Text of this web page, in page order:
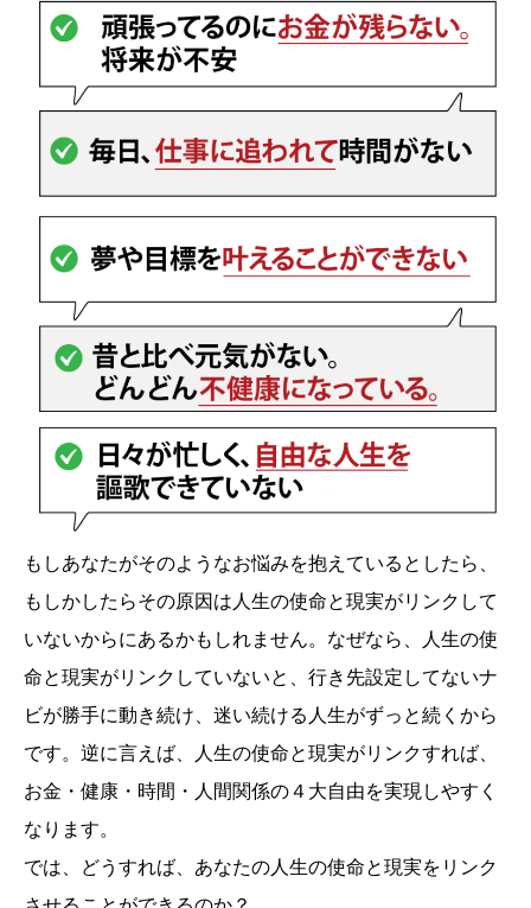
もしあなたがそのようなお悩みを抱えているとしたら、
もしかしたらその原因は人生の使命と現実がリンクして
いないからにあるかもしれません。なぜなら、人生の使
命と現実がリンクしていないと、行き先設定してないナ
ビが勝手に動き続け、迷い続ける人生がずっと続くから
です。逆に言えば、人生の使命と現実がリンクすれば、
お金・健康・時間・人間関係の４大自由を実現しやすく
なります。
では、どうすれば、あなたの人生の使命と現実をリンク